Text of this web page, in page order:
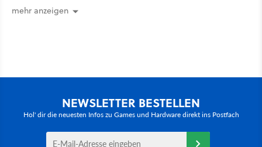
mehr anzeigen
NEWSLETTER BESTELLEN
Hol' dir die neuesten Infos zu Games und Hardware direkt ins Postfach